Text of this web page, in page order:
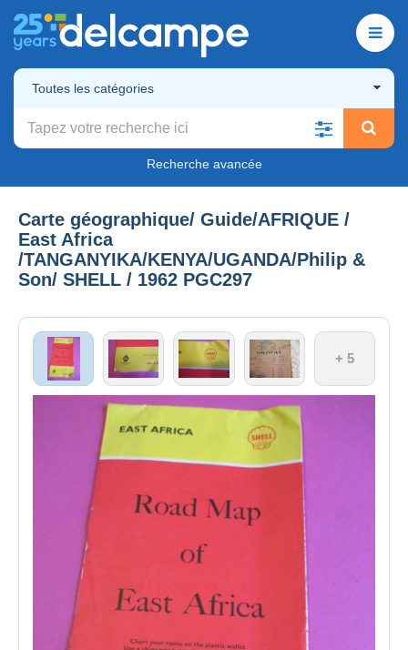
Toutes les catégories
Recherche avancée
Carte géographique/ Guide/AFRIQUE /
East Africa
/TANGANYIKA/KENYA/UGANDA/Philip &
Son/ SHELL / 1962 PGC297
+ 5